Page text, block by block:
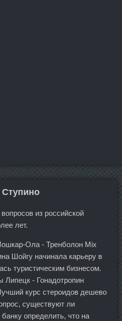
Ступино
из российской
лет.
Ола - Тренболон Mix
Шойгу начинала карьеру в
туристическим бизнесом.
Липецк - Гонадотропин
курс стероидов дешево
существуют ли
определить, что на